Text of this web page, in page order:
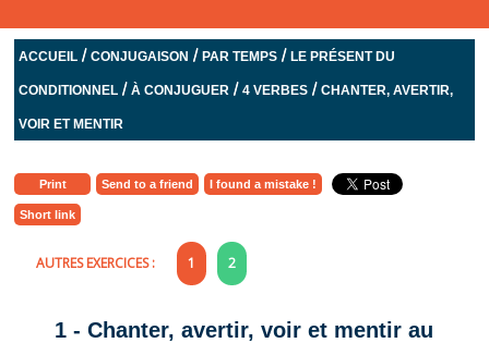
ACCUEIL /CONJUGAISON /PAR TEMPS /LE PRÉSENT DU
CONDITIONNEL /À CONJUGUER /4 VERBES /CHANTER, AVERTIR,
VOIR ET MENTIR
Print Send to a friend I found a mistake !
Short link
AUTRES EXERCICES : 1 2
1 - Chanter, avertir, voir et mentir au